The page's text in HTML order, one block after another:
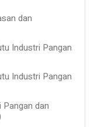
dan
Industri Pangan
Industri Pangan
dan